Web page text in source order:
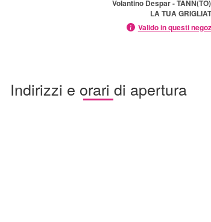
Volantino Despar -
LA TUA
Valido in questi
Indirizzi e orari di apertura